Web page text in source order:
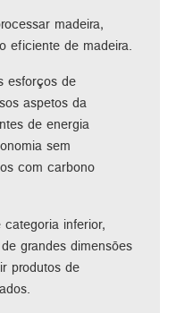
madeira,
eficiente de madeira.
esforços de
aspetos da
de energia
sem
com carbono
inferior,
grandes dimensões
produtos de